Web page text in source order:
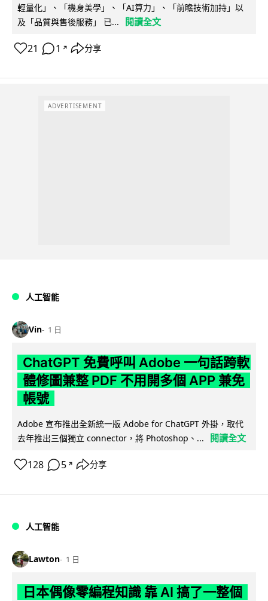
輕量化」、「機身美學」、「AI算力」、「前瞻技術加持」以
及「品質與售後服務」 已...
閱讀全文
21 1 ↗ 分享
ADVERTISEMENT
人工智能
Vin 1 日
ChatGPT 免費呼叫 Adobe 一句話跨軟
體修圖兼整 PDF 不用開多個 APP 兼免
帳號
Adobe 宣布推出全新統一版 Adobe for ChatGPT 外掛，取代
去年推出三個獨立 connector，將 Photoshop、...
閱讀全文
128 5 ↗ 分享
人工智能
Lawton 1 日
日本偶像零編程知識 靠 AI 搞了一整個